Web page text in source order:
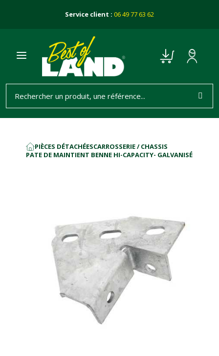
Service client : 06 49 77 63 62
ACCUEIL
PIÈCES DÉTACHÉESCARROSSERIE / CHASSIS
PATE DE MAINTIENT BENNE HI-CAPACITY- GALVANISÉ